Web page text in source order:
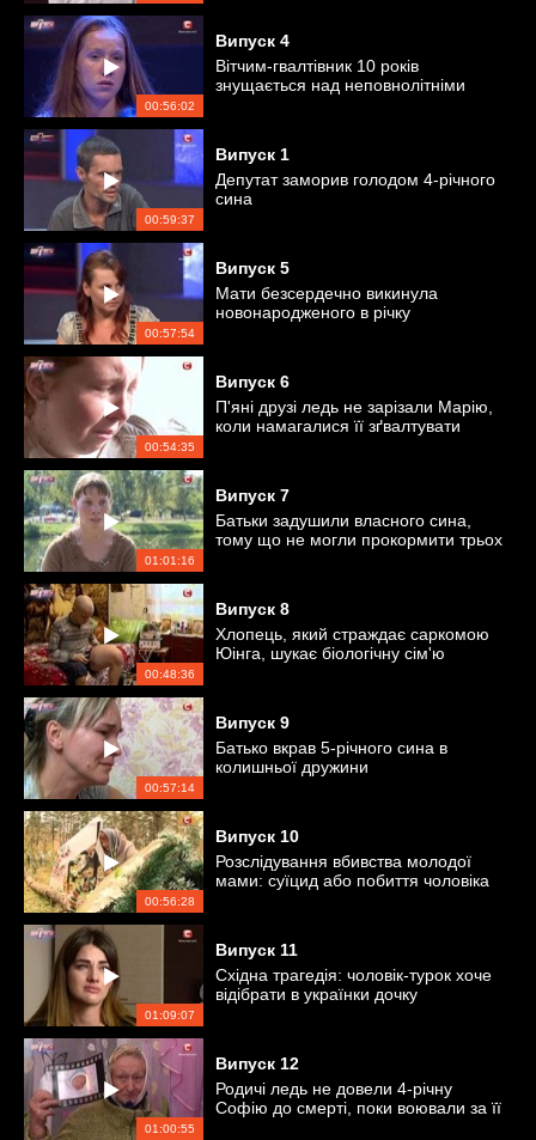
00:56:02
Випуск 4
Вітчим-гвалтівник 10 років
знущається над неповнолітніми
00:59:37
Випуск 1
Депутат заморив голодом 4-річного
сина
00:57:54
Випуск 5
Мати безсердечно викинула
новонародженого в річку
00:54:35
Випуск 6
П'яні друзі ледь не зарізали Марію,
коли намагалися її зґвалтувати
01:01:16
Випуск 7
Батьки задушили власного сина,
тому що не могли прокормити трьох
00:48:36
Випуск 8
Хлопець, який страждає саркомою
Юінга, шукає біологічну сім'ю
00:57:14
Випуск 9
Батько вкрав 5-річного сина в
колишньої дружини
00:56:28
Випуск 10
Розслідування вбивства молодої
мами: суїцид або побиття чоловіка
01:09:07
Випуск 11
Східна трагедія: чоловік-турок хоче
відібрати в українки дочку
01:00:55
Випуск 12
Родичі ледь не довели 4-річну
Софію до смерті, поки воювали за її